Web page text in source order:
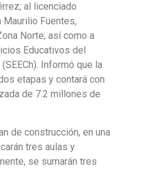
al licenciado
Maurilio Fuentes,
Norte; así como a
Educativos del
Informó que la
etapas y contará con
de 7.2 millones de
de construcción, en una
tres aulas y
se sumarán tres